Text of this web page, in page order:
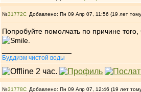
№31772 Добавлено: Пн 09 Апр 07, 11:56 (19 лет
Попробуйте помолчать по причине
Буддизм чистой воды
№31778 Добавлено: Пн 09 Апр 07, 12:46 (19 лет